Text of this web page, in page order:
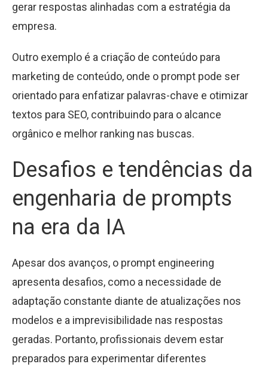
gerar respostas alinhadas com a estratégia da
empresa.
Outro exemplo é a criação de conteúdo para
marketing de conteúdo, onde o prompt pode ser
orientado para enfatizar palavras-chave e otimizar
textos para SEO, contribuindo para o alcance
orgânico e melhor ranking nas buscas.
Desafios e tendências da
engenharia de prompts
na era da IA
Apesar dos avanços, o prompt engineering
apresenta desafios, como a necessidade de
adaptação constante diante de atualizações nos
modelos e a imprevisibilidade nas respostas
geradas. Portanto, profissionais devem estar
preparados para experimentar diferentes